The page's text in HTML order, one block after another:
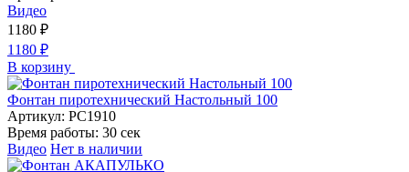
Видео
1180 ₽
1180 ₽
В корзину
Фонтан пиротехнический Настольный 100
Артикул: РС1910
Время работы: 30 сек
Видео Нет в наличии